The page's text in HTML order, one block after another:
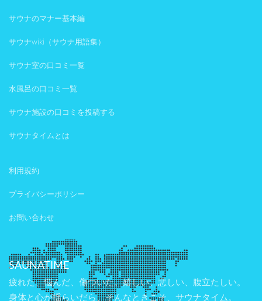
サウナのマナー基本編
サウナwiki（サウナ用語集）
サウナ室の口コミ一覧
水風呂の口コミ一覧
サウナ施設の口コミを投稿する
サウナタイムとは
利用規約
プライバシーポリシー
お問い合わせ
SAUNATIME
疲れた、悩んだ、傷ついた。嬉しい、悲しい、腹立たしい。
身体と心が揺らいだら、そんなときこそ、サウナタイム。